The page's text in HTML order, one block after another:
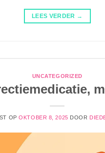
LEES VERDER →
UNCATEGORIZED
OPOKTOBER 8, 2025 DOOR